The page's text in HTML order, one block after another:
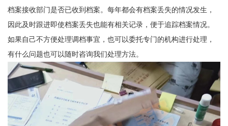
档案接收部门是否已收到档案。每年都会有档案丢失的情况发生，
因此及时跟进即使档案丢失也能有相关记录，便于追踪档案情况。
如果自己不方便处理调档事宜，也可以委托专门的机构进行处理，
有什么问题也可以随时咨询我们处理方法。